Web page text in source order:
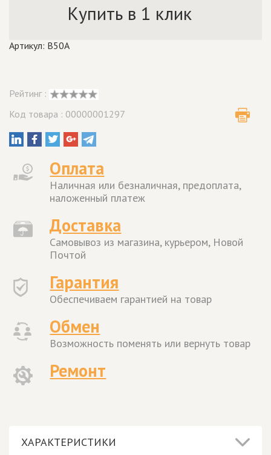
Купить в 1 клик
Артикул: B50A
Рейтинг :
Код товара : 00000001297
Оплата
Наличная или безналичная, предоплата,
наложенный платеж
Доставка
Самовывоз из магазина, курьером, Новой
Почтой
Гарантия
Обеспечиваем гарантией на товар
Обмен
Возможность поменять или вернуть товар
Ремонт
ХАРАКТЕРИСТИКИ